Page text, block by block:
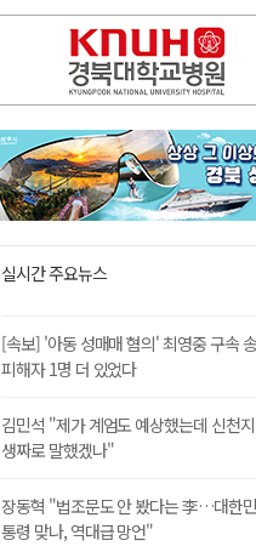
실시간 주요뉴스
[속보] '아동 성매매 혐의' 최영중 구속
피해자 1명 더 있었다
김민석 "제가 계엄도 예상했는데 신천
생짜로 말했겠나"
장동혁 "법조문도 안 봤다는 李…대한
통령 맞나, 역대급 망언"